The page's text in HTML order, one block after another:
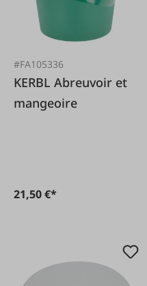
#FA105336
KERBL Abreuvoir et
mangeoire
21,50 €*